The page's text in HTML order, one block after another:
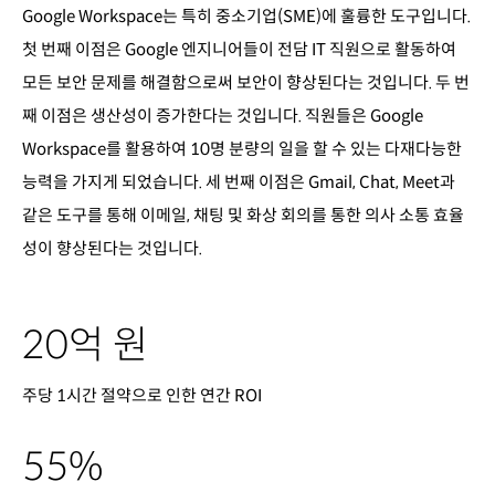
Google Workspace는 특히 중소기업(SME)에 훌륭한 도구입니다.
첫 번째 이점은 Google 엔지니어들이 전담 IT 직원으로 활동하여
모든 보안 문제를 해결함으로써 보안이 향상된다는 것입니다. 두 번
째 이점은 생산성이 증가한다는 것입니다. 직원들은 Google
Workspace를 활용하여 10명 분량의 일을 할 수 있는 다재다능한
능력을 가지게 되었습니다. 세 번째 이점은 Gmail, Chat, Meet과
같은 도구를 통해 이메일, 채팅 및 화상 회의를 통한 의사 소통 효율
성이 향상된다는 것입니다.
20억 원
주당 1시간 절약으로 인한 연간 ROI
55%